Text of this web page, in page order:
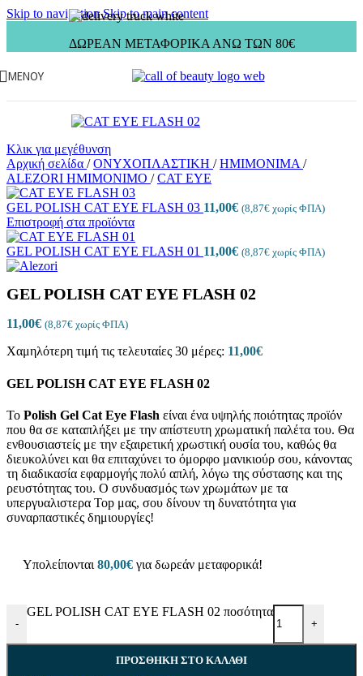
Skip to navigationSkip to main content
ΔΩΡΕΑΝ ΜΕΤΑΦΟΡΙΚΑ ΑΝΩ ΤΩΝ 80€
ΜΕΝΟΎ
Κλικ για μεγέθυνση
Αρχική σελίδα / ΟΝΥΧΟΠΛΑΣΤΙΚΗ / ΗΜΙΜΟΝΙΜΑ /
ALEZORI ΗΜΙΜΟΝΙΜΟ / CAT EYE
GEL POLISH CAT EYE FLASH 03 11,00€ (8,87€ χωρίς ΦΠΑ)
Επιστροφή στα προϊόντα
GEL POLISH CAT EYE FLASH 01 11,00€ (8,87€ χωρίς ΦΠΑ)
GEL POLISH CAT EYE FLASH 02
11,00€ (8,87€ χωρίς ΦΠΑ)
Χαμηλότερη τιμή τις τελευταίες 30 μέρες: 11,00€
GEL POLISH CAT EYE FLASH 02
Το Polish Gel Cat Eye Flash είναι ένα υψηλής ποιότητας προϊόν
που θα σε καταπλήξει με την απίστευτη χρωματική παλέτα του. Θα
ενθουσιαστείς με την εξαιρετική χρωστική ουσία του, καθώς θα
διευκολύνει και θα επιταχύνει το όμορφο μανικιούρ σου, κάνοντας
τη διαδικασία εφαρμογής πολύ απλή, λόγω της σύστασης και της
ρευστότητας του. Ο συνδυασμός των χρωμάτων με τα
υπεργυαλιστερα Top μας, σου δίνουν τη δυνατότητα για
συναρπαστικές δημιουργίες!
Υπολείπονται 80,00€ για δωρεάν μεταφορικά!
-
GEL POLISH CAT EYE FLASH 02 ποσότητα
+
ΠΡΟΣΘΉΚΗ ΣΤΟ ΚΑΛΆΘΙ